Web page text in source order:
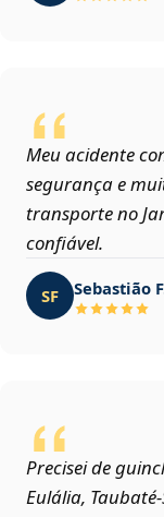
Meu acidente
segurança e
transporte no
confiável.
SF Sebastião
Precisei de
Eulália,